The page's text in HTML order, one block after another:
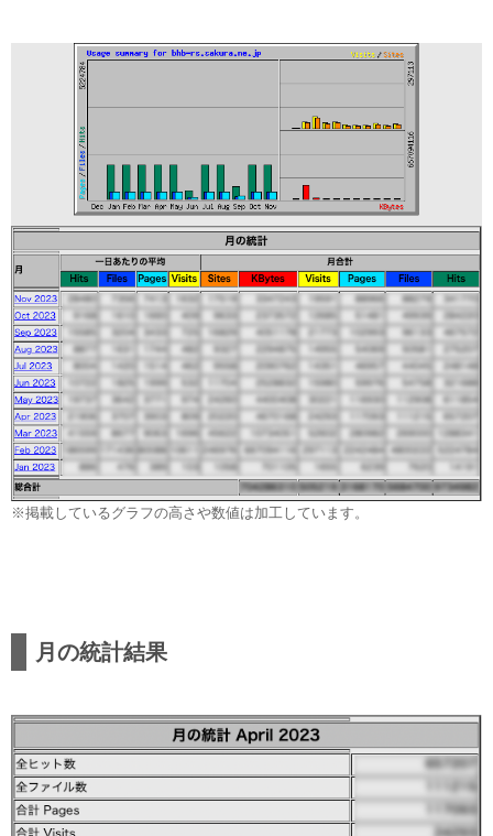
※掲載しているグラフの高さや数値は加工しています。
月の統計結果